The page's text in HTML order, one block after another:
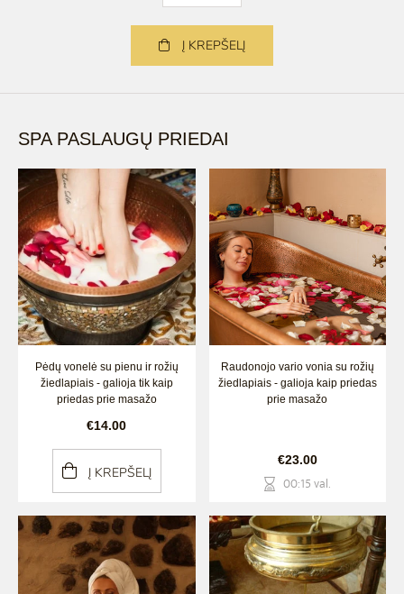
Į KREPŠELĮ
SPA PASLAUGŲ PRIEDAI
Pėdų vonelė su pienu ir rožių
žiedlapiais - galioja tik kaip
priedas prie masažo
€14.00
Į KREPŠELĮ
Raudonojo vario vonia su rožių
žiedlapiais - galioja kaip priedas
prie masažo
€23.00
00:15 val.